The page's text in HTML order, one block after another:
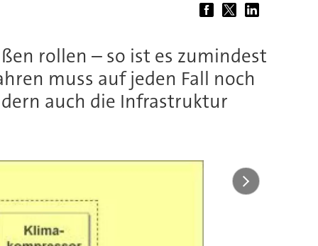
rollen – so ist es zumindest
muss auf jeden Fall noch
auch die Infrastruktur